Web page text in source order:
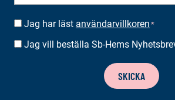
SUOSTUMUS *
Jag har läst användarvillkoren *
BESTÄLLA
Jag vill beställa Sb-Hems
SKICKA